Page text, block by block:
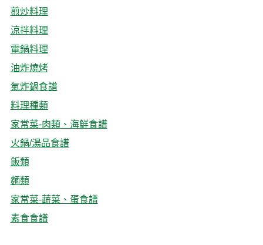
煎炒料理
涼拌料理
電鍋料理
油炸燒烤
氣炸鍋食譜
料理種類
家常菜-肉類、海鮮食譜
火鍋/湯品食譜
飯類
麵類
家常菜-蔬菜、蛋食譜
素食食譜